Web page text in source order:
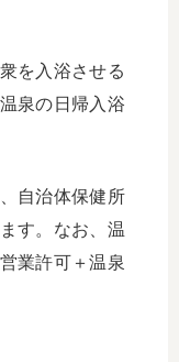
を入浴させる
泉の日帰入浴
自治体保健所
す。なお、温
業許可＋温泉